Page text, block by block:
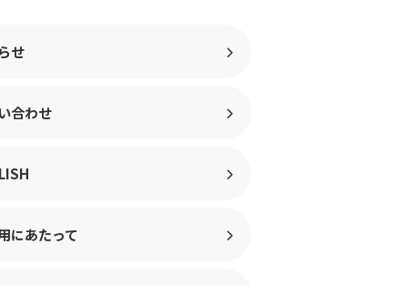
せ
合わせ
にあたって